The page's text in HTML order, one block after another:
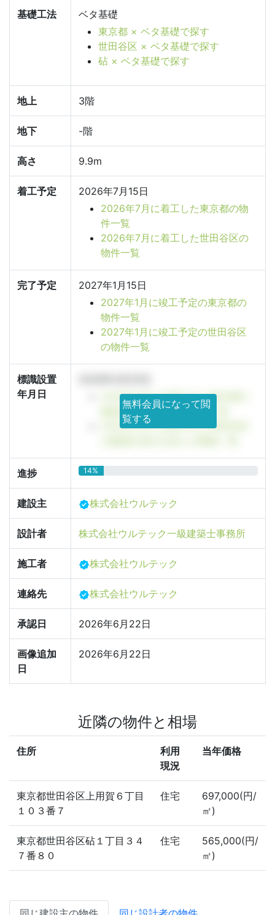
基礎工法
ベタ基礎
東京都 × ベタ基礎で探す
世田谷区 × ベタ基礎で探す
砧 × ベタ基礎で探す
地上 3階
地下 -階
高さ 9.9m
着工予定
2026年7月15日
2026年7月に着工した東京都の物
件一覧
2026年7月に着工した世田谷区の
物件一覧
完了予定
2027年1月15日
2027年1月に竣工予定の東京都の
物件一覧
2027年1月に竣工予定の世田谷区
の物件一覧
標識設置
年月日
2026年3月に設置された東京都の
建築計画のお知らせ看板一覧
2026年3月に設置された世田谷区
無料会員になって閲
覧する
進捗 14%
建設主 株式会社ウルテック
設計者 株式会社ウルテック一級建築士事務所
施工者 株式会社ウルテック
連絡先 株式会社ウルテック
承認日 2026年6月22日
画像追加
日
2026年6月22日
近隣の物件と相場
住所
利用
現況
当年価格
東京都世田谷区上用賀６丁目
１０３番７
住宅
697,000(円/
㎡)
東京都世田谷区砧１丁目３４
７番８０
住宅
565,000(円/
㎡)